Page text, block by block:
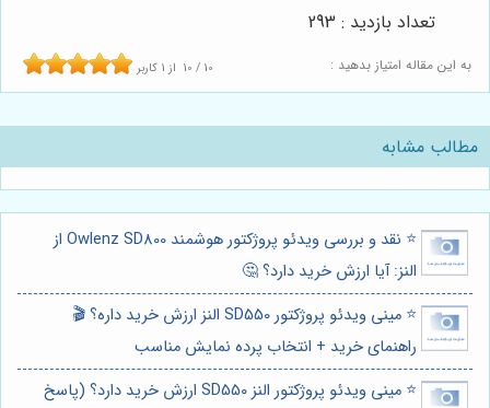
به این مقاله امتیاز بدهید : 10 / 10 از 1 کاربر
تعداد بازدید : 293
مطالب مشابه
⭐️ نقد و بررسی ویدئو پروژکتور هوشمند Owlenz SD800 از
النز: آیا ارزش خرید دارد؟ 🤔
⭐️ مینی ویدئو پروژکتور SD550 النز ارزش خرید داره؟ 🎬
راهنمای خرید + انتخاب پرده نمایش مناسب
⭐️ مینی ویدئو پروژکتور النز SD550 ارزش خرید دارد؟ (پاسخ